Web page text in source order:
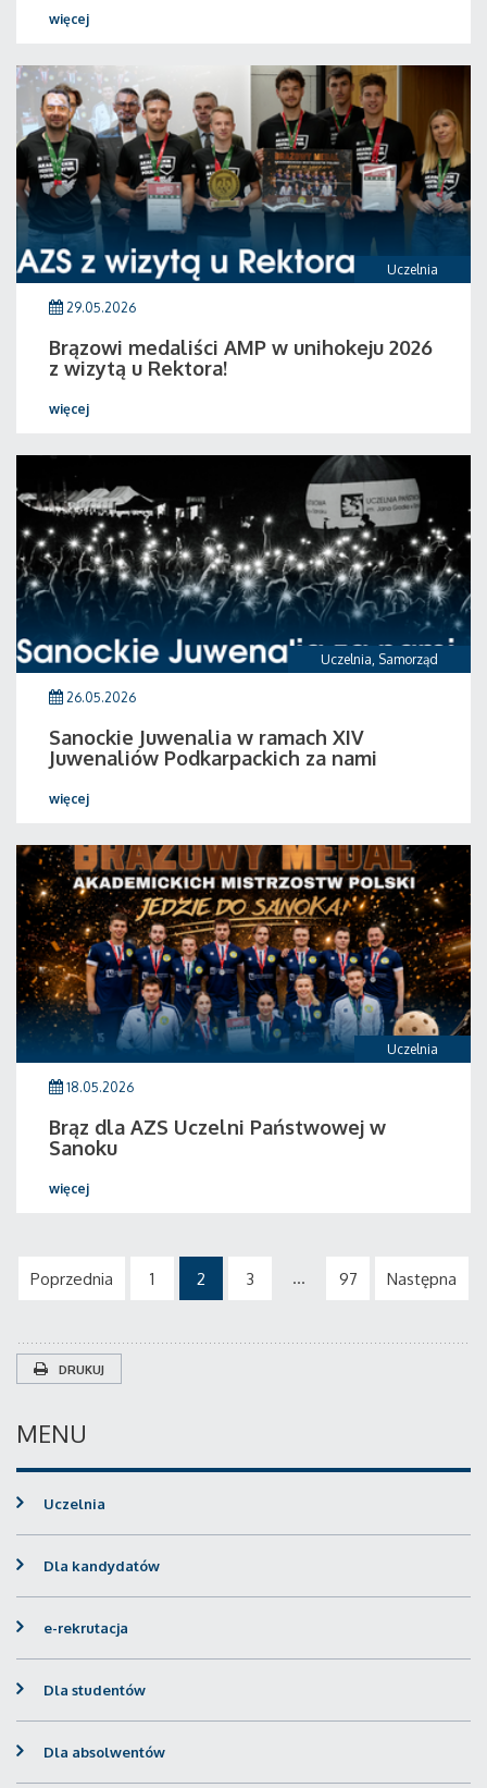
więcej
Uczelnia
29.05.2026
Brązowi medaliści AMP w unihokeju 2026
z wizytą u Rektora!
więcej
Uczelnia, Samorząd
26.05.2026
Sanockie Juwenalia w ramach XIV
Juwenaliów Podkarpackich za nami
więcej
Uczelnia
18.05.2026
Brąz dla AZS Uczelni Państwowej w
Sanoku
więcej
Poprzednia 1 2 3 ... 97 Następna
DRUKUJ
MENU
Uczelnia
Dla kandydatów
e-rekrutacja
Dla studentów
Dla absolwentów